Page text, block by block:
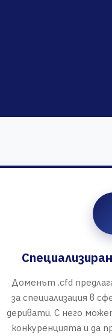
Доменът .cfd
за специализация в
деривати. С него
конкуренцията и да